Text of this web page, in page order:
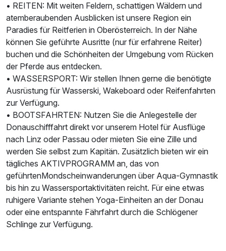
• REITEN: Mit weiten Feldern, schattigen Wäldern und
atemberaubenden Ausblicken ist unsere Region ein
Paradies für Reitferien in Oberösterreich. In der Nähe
können Sie geführte Ausritte (nur für erfahrene Reiter)
buchen und die Schönheiten der Umgebung vom Rücken
der Pferde aus entdecken.
• WASSERSPORT: Wir stellen Ihnen gerne die benötigte
Ausrüstung für Wasserski, Wakeboard oder Reifenfahrten
zur Verfügung.
• BOOTSFAHRTEN: Nutzen Sie die Anlegestelle der
Donauschifffahrt direkt vor unserem Hotel für Ausflüge
nach Linz oder Passau oder mieten Sie eine Zille und
werden Sie selbst zum Kapitän. Zusätzlich bieten wir ein
tägliches AKTIVPROGRAMM an, das von
geführtenMondscheinwanderungen über Aqua-Gymnastik
bis hin zu Wassersportaktivitäten reicht. Für eine etwas
ruhigere Variante stehen Yoga-Einheiten an der Donau
oder eine entspannte Fährfahrt durch die Schlögener
Schlinge zur Verfügung.